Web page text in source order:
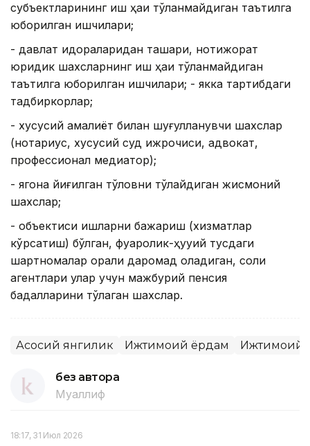
субъектларининг иш ҳақи тўланмайдиган таътилга
юборилган ишчилари;
- давлат идораларидан ташқари, нотижорат
юридик шахсларнинг иш ҳақи тўланмайдиган
таътилга юборилган ишчилари; - якка тартибдаги
тадбиркорлар;
- хусусий амалиёт билан шуғулланувчи шахслар
(нотариус, хусусий суд ижрочиси, адвокат,
профессионал медиатор);
- ягона йиғилган тўловни тўлайдиган жисмоний
шахслар;
- объектиси ишларни бажариш (хизматлар
кўрсатиш) бўлган, фуқаролик-ҳуқуқий тусдаги
шартномалар орқали даромад оладиган, солиқ
агентлари улар учун мажбурий пенсия
бадалларини тўлаган шахслар.
Асосий янгилик Ижтимоий ёрдам Ижтимоий
без автора
Муаллиф
18:17, 31 Июл 2026